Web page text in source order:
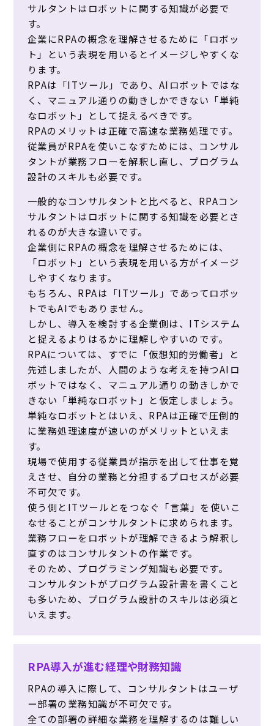
サルタントはロボットに関する知識が必要で
す。
企業にRPAの概念を理解させるために「ロボッ
ト」という表現を用いるとイメージしやすくな
ります。
RPAは「ITツール」であり、AIロボットではな
く、マニュアル通りの動きしかできない「単純
なロボット」として捉えるべきです。
RPAのメリットは正確で高速な業務処理です。
従業員がRPAを使いこなすためには、コンサル
タントが業務フローを解釈し直し、プログラム
設計のスキルも必要です。
一般的なコンサルタントと比べると、RPAコン
サルタントはロボットに関する知識を必要とさ
れるのが大きな違いです。
企業側にRPAの概念を理解させるためには、
「ロボット」という表現を用いる方がイメージ
しやすくなります。
もちろん、RPAは「ITツール」であってロボッ
トでもAIでもありません。
しかし、導入を検討する企業側は、ITシステム
と捉えるよりはるかに理解しやすいのです。
RPAについては、すでに「仮想知的労働者」と
先述しましたが、人間のような考えを持つAIロ
ボットではなく、マニュアル通りの動きしかで
きない「単純なロボット」と仮定しましょう。
単純なロボットとはいえ、RPAは正確で圧倒的
に業務処理速度が速いのがメリットといえま
す。
現場で使用する従業員が指示を出して仕事を覚
えさせ、自分の業務と分担するプロセスが必要
不可欠です。
使う側とITツールとをつなぐ「言葉」を使いこ
なせることがコンサルタントに求められます。
業務フローをロボットが理解できるよう解釈し
直すのはコンサルタントの作業です。
そのため、プログラミング知識も必要です。
コンサルタントがプログラム設計書を書くこと
も多いため、プログラム設計のスキルは必須と
いえます。
RPA導入が進む経理や財務知識
RPAの導入に際して、コンサルタントはユーザ
ー部署の業務知識が不可欠です。
全ての部署の詳細な業務を理解するのは難しい